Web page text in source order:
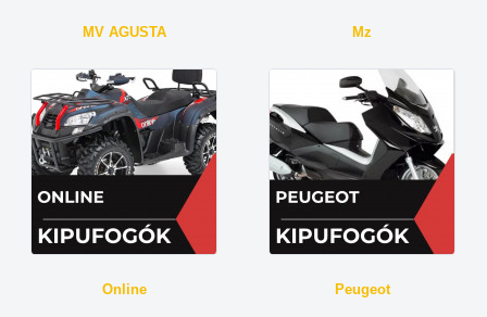
MV AGUSTA Mz
Online Peugeot